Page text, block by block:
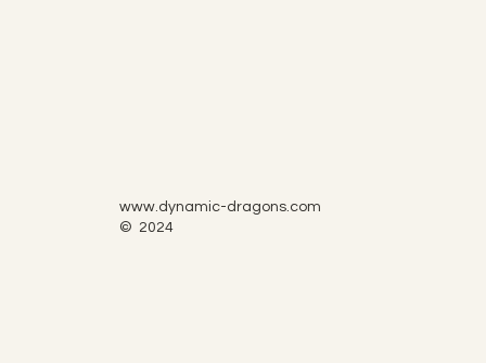
www.dynamic-dragons.com
© 2024